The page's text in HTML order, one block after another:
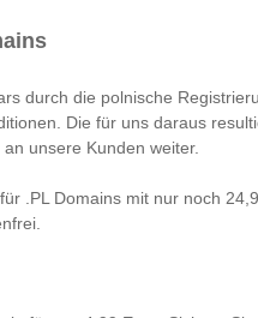
durch die polnische
Die für uns daraus
unsere Kunden weiter.
.PL Domains mit nur noch